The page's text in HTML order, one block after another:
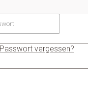
Passwort vergessen?